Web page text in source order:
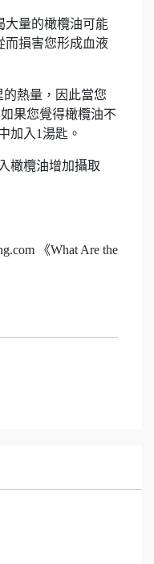
大量的橄欖油可能
而損害您形成血液
熱量，因此當您
果您覺得橄欖油不
加入1湯匙。
橄欖油增加攝取
《What Are the